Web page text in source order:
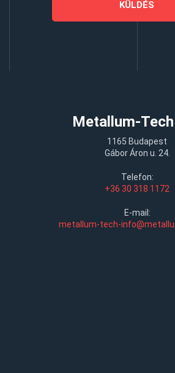
Metallum-
1165 Budapest
Gábor Áron u. 24.
Telefon:
+36 30 318 1172
E-mail:
metallum-tech-